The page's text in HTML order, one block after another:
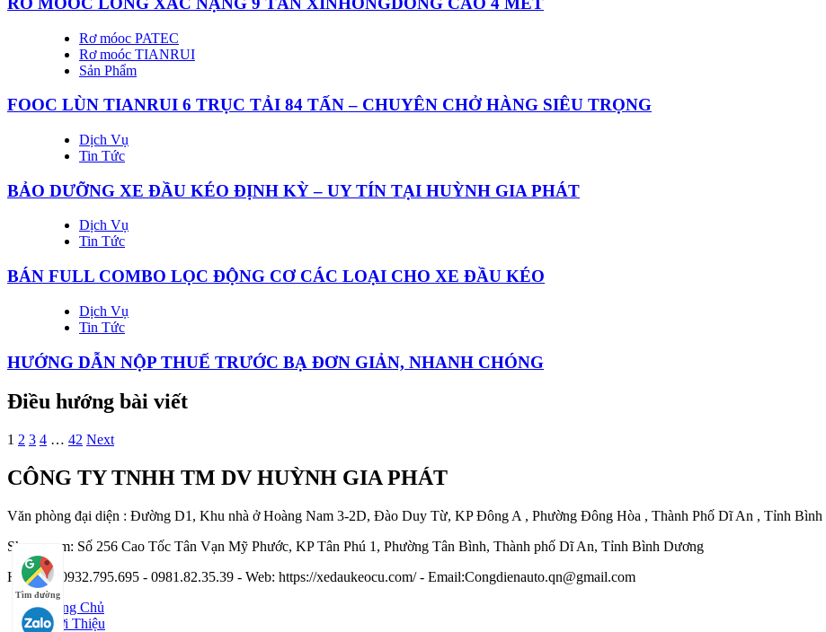
Rơ móoc PATEC
Rơ moóc TIANRUI
Sản Phẩm
FOOC LÙN TIANRUI 6 TRỤC TẢI 84 TẤN – CHUYÊN CHỞ HÀNG SIÊU TRỌNG
Dịch Vụ
Tin Tức
BẢO DƯỠNG XE ĐẦU KÉO ĐỊNH KỲ – UY TÍN TẠI HUỲNH GIA PHÁT
Dịch Vụ
Tin Tức
BÁN FULL COMBO LỌC ĐỘNG CƠ CÁC LOẠI CHO XE ĐẦU KÉO
Dịch Vụ
Tin Tức
HƯỚNG DẪN NỘP THUẾ TRƯỚC BẠ ĐƠN GIẢN, NHANH CHÓNG
Điều hướng bài viết
1 2 3 4 … 42 Next
CÔNG TY TNHH TM DV HUỲNH GIA PHÁT
Văn phòng đại diện : Đường D1, Khu nhà ở Hoàng Nam 3-2D, Đào Duy Từ, KP Đông A , Phường Đông Hòa , Thành Phố Dĩ An , Tỉnh
Showroom: Số 256 Cao Tốc Tân Vạn Mỹ Phước, KP Tân Phú 1, Phường Tân Bình, Thành phố Dĩ An, Tỉnh Bình Dương
Hotline : 0932.795.695 - 0981.82.35.39 - Web: https://xedaukeocu.com/ - Email:Congdienauto.qn@gmail.com
Tìm đường
Trang Chủ
Giới Thiệu